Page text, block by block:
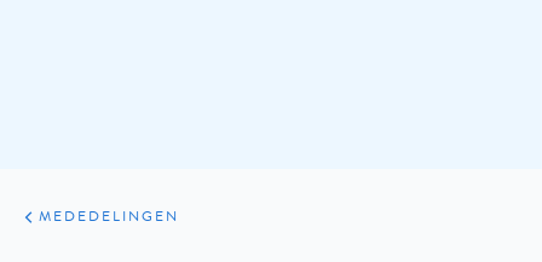
ARTIKELEN
VARIA
MEDEDELINGEN